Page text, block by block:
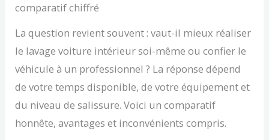
comparatif chiffré
La question revient souvent : vaut-il mieux réaliser
le lavage voiture intérieur soi-même ou confier le
véhicule à un professionnel ? La réponse dépend
de votre temps disponible, de votre équipement et
du niveau de salissure. Voici un comparatif
honnête, avantages et inconvénients compris.